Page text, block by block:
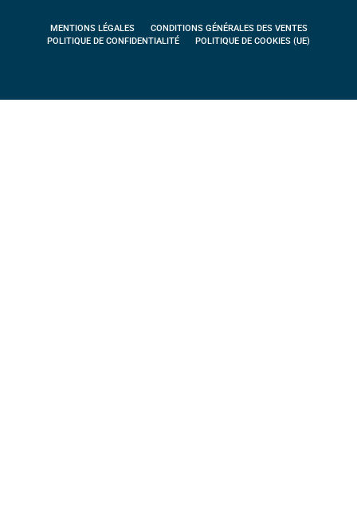
MENTIONS LÉGALES
CONDITIONS GÉNÉRALES DES VENTES
POLITIQUE DE CONFIDENTIALITÉ
POLITIQUE DE COOKIES (UE)